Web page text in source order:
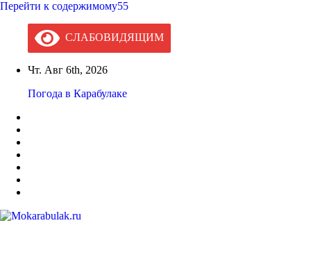
Перейти к содержимому55
СЛАБОВИДЯЩИМ
Чт. Авг 6th, 2026
Погода в Карабулаке